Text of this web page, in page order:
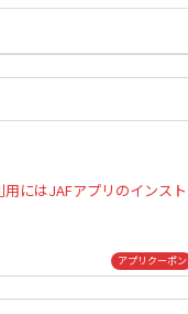
にはJAFアプリのインスト
アプリクーポン